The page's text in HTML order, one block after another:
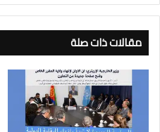
مقالات ذات صلة